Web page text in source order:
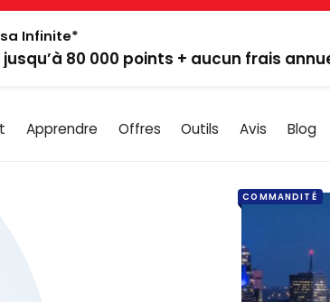
Infinite*
80 000 points + aucun frais
Apprendre Offres Outils Avis Blog
COMMANDITÉ